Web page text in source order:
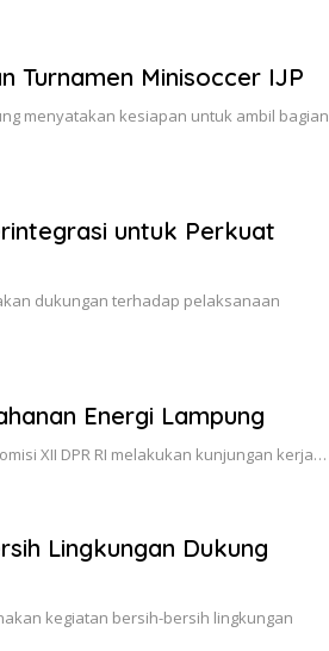
Turnamen Minisoccer IJP
menyatakan kesiapan untuk ambil bagian
untuk Perkuat
dukungan terhadap pelaksanaan
Energi Lampung
XII DPR RI melakukan kunjungan kerja…
Lingkungan Dukung
kegiatan bersih-bersih lingkungan